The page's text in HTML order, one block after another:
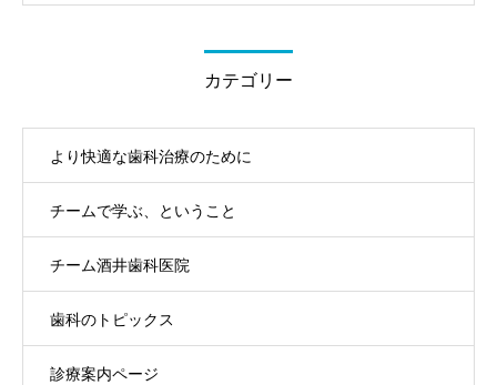
カテゴリー
より快適な歯科治療のために
チームで学ぶ、ということ
チーム酒井歯科医院
歯科のトピックス
診療案内ページ